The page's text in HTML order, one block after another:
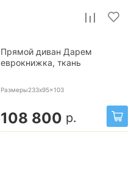
Прямой диван Дарем
еврокнижка, ткань
Размеры233x95x103
108 800 р.